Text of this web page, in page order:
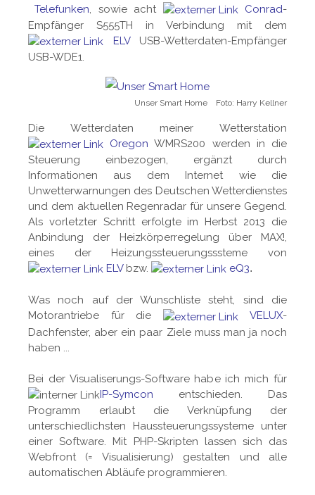
Telefunken, sowie acht Conrad-
Empfänger S555TH in Verbindung mit dem
ELVUSB-Wetterdaten-Empfänger
USB-WDE1.
Unser Smart Home Foto: Harry Kellner
Die Wetterdaten meiner Wetterstation
Oregon WMRS200 werden in die
Steuerung einbezogen, ergänzt durch
Informationen aus dem Internet wie die
Unwetterwarnungen des Deutschen Wetterdienstes
und dem aktuellen Regenradar für unsere Gegend.
Als vorletzter Schritt erfolgte im Herbst 2013 die
Anbindung der Heizkörperregelung über MAX!,
eines der Heizungssteuerungsssteme von
ELVbzw. eQ3.
Was noch auf der Wunschliste steht, sind die
Motorantriebe für die
VELUX-
Dachfenster, aber ein paar Ziele muss man ja noch
haben ...
Bei der Visualiserungs-Software habe ich mich für
IP-Symcon entschieden. Das
Programm erlaubt die Verknüpfung der
unterschiedlichsten Haussteuerungssysteme unter
einer Software. Mit PHP-Skripten lassen sich das
Webfront (= Visualisierung) gestalten und alle
automatischen Abläufe programmieren.